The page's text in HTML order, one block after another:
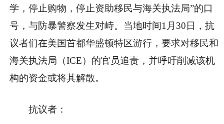
学，停止购物，停止资助移民与海关执法局”的口
号，与防暴警察发生对峙。当地时间1月30日，抗
议者们在美国首都华盛顿特区游行，要求对移民和
海关执法局（ICE）的官员追责，并呼吁削减该机
构的资金或将其解散。
抗议者：